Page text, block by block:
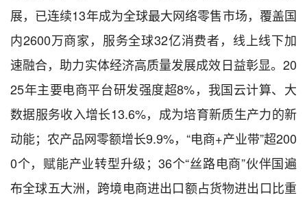
展，已连续13年成为全球最大网络零售市场，覆盖国
内2600万商家，服务全球32亿消费者，线上线下加
速融合，助力实体经济高质量发展成效日益彰显。20
25年主要电商平台研发强度超8%，我国云计算、大
数据服务收入增长13.6%，成为培育新质生产力的新
动能；农产品网零额增长9.9%，“电商+产业带”超200
0个，赋能产业转型升级；36个“丝路电商”伙伴国遍
布全球五大洲，跨境电商进出口额占货物进出口比重